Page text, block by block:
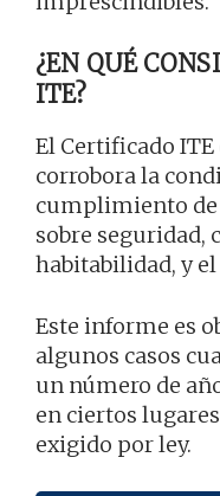
¿EN QUÉ
ITE?
El Certificado
corrobora la
cumplimiento de
sobre seguridad,
habitabilidad, y
Este informe es
algunos casos
un número de
en ciertos
exigido por ley.